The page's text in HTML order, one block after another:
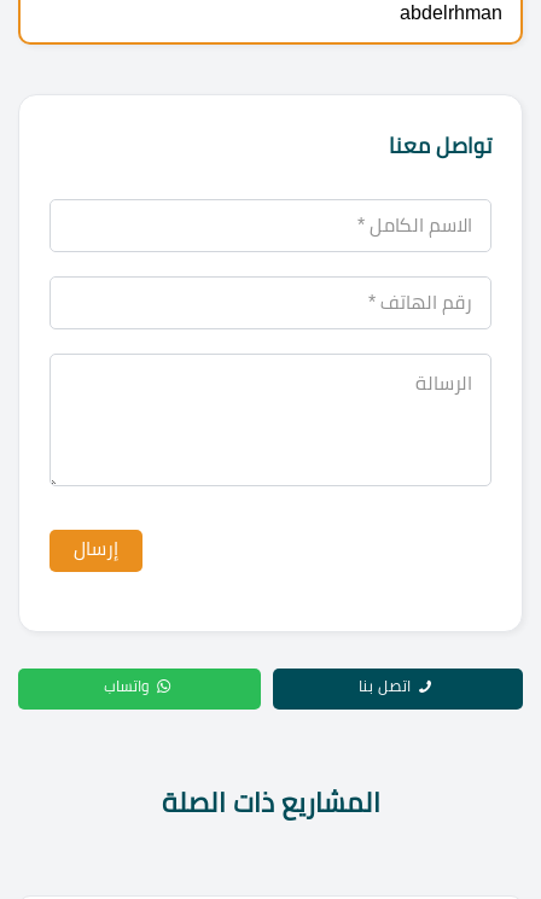
abdelrhman
تواصل معنا
اتصل بنا واتساب
المشاريع ذات الصلة